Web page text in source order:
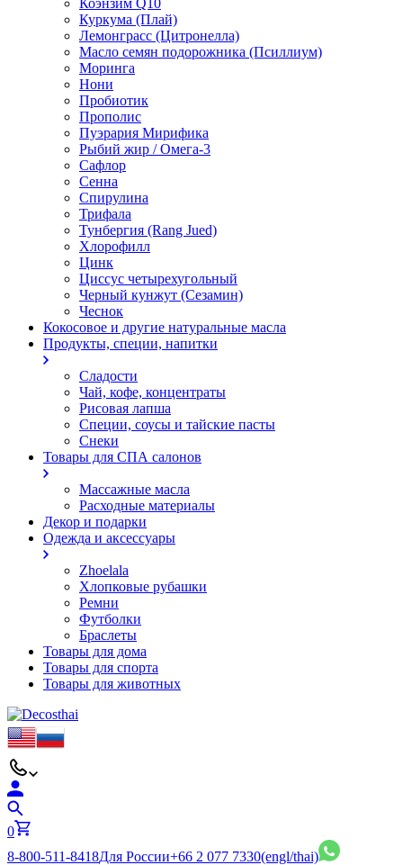
Коэнзим Q10
Куркума (Плай)
Лемонграсс (Цитронелла)
Масло семян подорожника (Псиллиум)
Моринга
Нони
Пробиотик
Прополис
Пуэрария Мирифика
Рыбий жир / Омега-3
Сафлор
Сенна
Спирулина
Трифала
Тунбергия (Rang Jued)
Хлорофилл
Цинк
Циссус четырехугольный
Черный кунжут (Сезамин)
Чеснок
Кокосовое и другие натуральные масла
Продукты, специи, напитки
Сладости
Чай, кофе, концентраты
Рисовая лапша
Специи, соусы и тайские пасты
Снеки
Товары для СПА салонов
Массажные масла
Расходные материалы
Декор и подарки
Одежда и аксессуары
Zhoelala
Хлопковые рубашки
Ремни
Футболки
Браслеты
Товары для дома
Товары для спорта
Товары для животных
0
8-800-511-8418Для России+66 2 077 7330(engl/thai)